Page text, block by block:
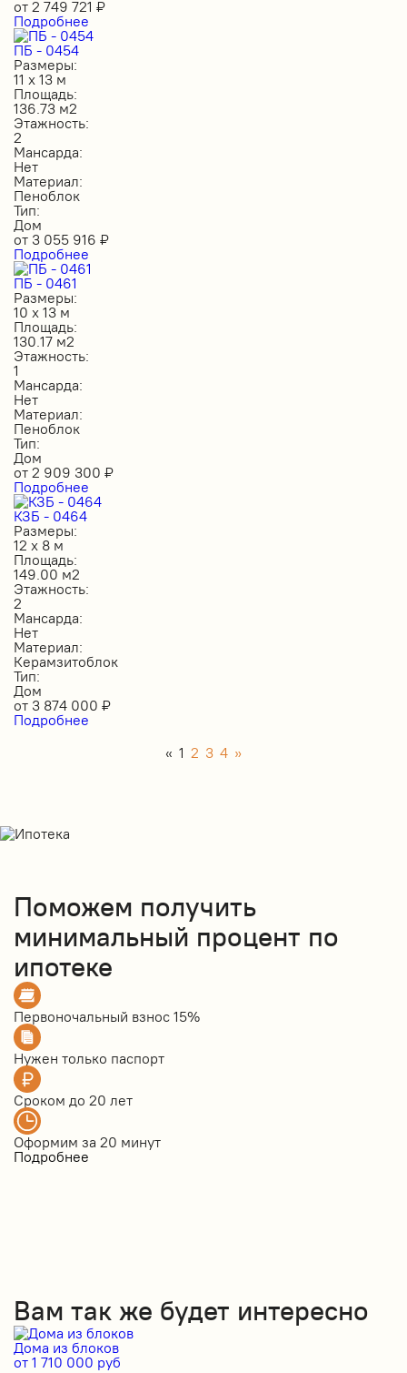
от 2 749 721 ₽
Подробнее
ПБ - 0454
Размеры:
11 х 13 м
Площадь:
136.73 м2
Этажность:
2
Мансарда:
Нет
Материал:
Пеноблок
Тип:
Дом
от 3 055 916 ₽
Подробнее
ПБ - 0461
Размеры:
10 х 13 м
Площадь:
130.17 м2
Этажность:
1
Мансарда:
Нет
Материал:
Пеноблок
Тип:
Дом
от 2 909 300 ₽
Подробнее
КЗБ - 0464
Размеры:
12 х 8 м
Площадь:
149.00 м2
Этажность:
2
Мансарда:
Нет
Материал:
Керамзитоблок
Тип:
Дом
от 3 874 000 ₽
Подробнее
« 1 2 3 4 »
Поможем получить
минимальный процент по
ипотеке
Первоночальный взнос 15%
Нужен только паспорт
Сроком до 20 лет
Оформим за 20 минут
Подробнее
Вам так же будет интересно
Дома из блоков
от 1 710 000 руб